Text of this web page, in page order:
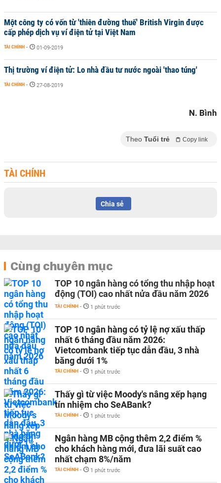
Một công ty có vốn từ 'thiên đường thuế' British Virgin được
cấp phép dịch vụ ví điện tử tại Việt Nam
TÀI CHÍNH - 01-09-2019
Thị trường ví điện tử: Lo nhà đầu tư nước ngoài 'thao túng'
TÀI CHÍNH - 27-08-2019
N. Bình
Theo Tuổi trẻ Copy link
TÀI CHÍNH
Chia sẻ
Cùng chuyên mục
TOP 10 ngân hàng có tổng thu nhập hoạt
động (TOI) cao nhất nửa đầu năm 2026
TÀI CHÍNH - 1 phút trước
TOP 10 ngân hàng có tỷ lệ nợ xấu thấp
nhất 6 tháng đầu năm 2026:
Vietcombank tiếp tục dẫn đầu, 3 nhà
băng dưới 1%
TÀI CHÍNH - 1 phút trước
Thấy gì từ việc Moody's nâng xếp hạng
tín nhiệm cho SeABank?
TÀI CHÍNH - 1 phút trước
Ngân hàng MB cộng thêm 2,2 điểm %
cho khách hàng mới, đưa lãi suất cao
nhất chạm 8%/năm
TÀI CHÍNH - 1 phút trước